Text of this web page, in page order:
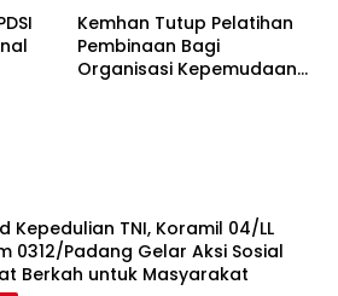
Kemhan Tutup Pelatihan
Pembinaan Bagi
Organisasi Kepemudaan
Kepedulian TNI, Koramil 04/LL
0312/Padang Gelar Aksi Sosial
Berkah untuk Masyarakat